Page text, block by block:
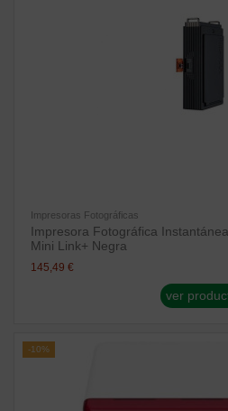
Impresoras Fotográficas
Impresora Fotográfica
Mini Link+ Negra
145,49 €
ver
-10%